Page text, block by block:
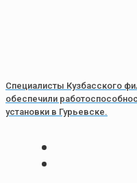
Специалисты Кузбасского
обеспечили
установки в Гурьевске.